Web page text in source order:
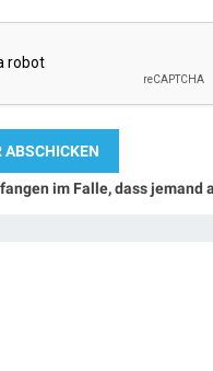
im Falle, dass jemand